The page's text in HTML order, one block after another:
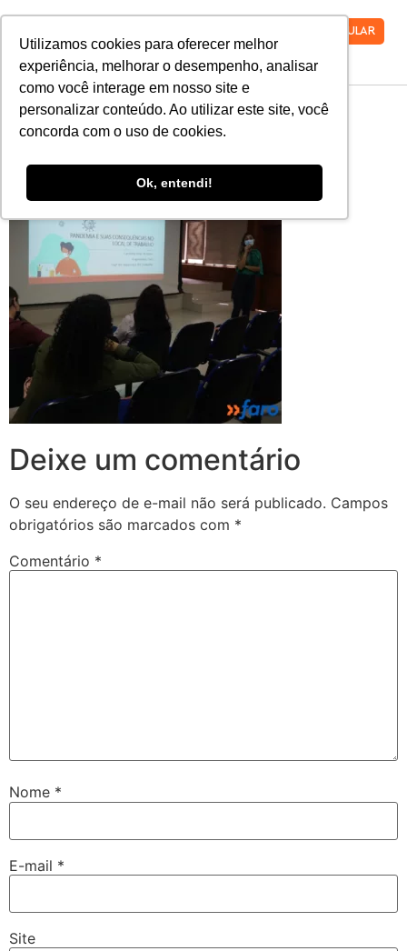
Utilizamos cookies para oferecer melhor
experiência, melhorar o desempenho, analisar
como você interage em nosso site e
personalizar conteúdo. Ao utilizar este site, você
concorda com o uso de cookies.
Ok, entendi!
VESTIBULAR
SIPAT-2
Deixe um comentário
O seu endereço de e-mail não será publicado. Campos
obrigatórios são marcados com *
Comentário *
Nome *
E-mail *
Site